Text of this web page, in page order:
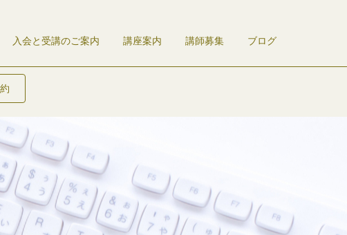
入会と受講のご案内 講座案内 講師募集 ブログ